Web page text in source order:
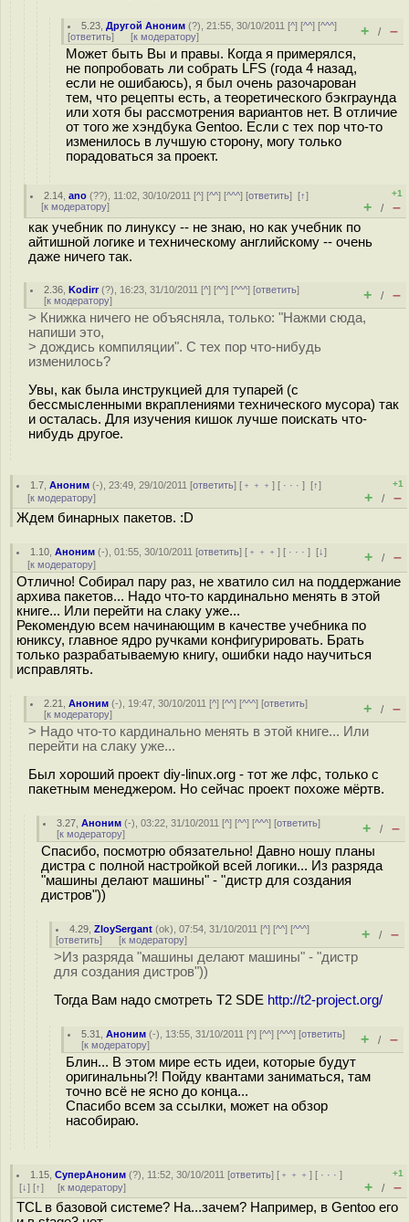
5.23 ,Другой Аноним (?), 21:55, 30/10/2011 [^] [^^] [^^^]
[ответить] [к модератору] + / –
Может быть Вы и правы. Когда я примерялся,
не попробовать ли собрать LFS (года 4 назад,
если не ошибаюсь), я был очень разочарован
тем, что рецепты есть, а теоретического бэкграунда
или хотя бы рассмотрения вариантов нет. В отличие
от того же хэндбука Gentoo. Если с тех пор что-то
изменилось в лучшую сторону, могу только
порадоваться за проект.
2.14 ,ano (??), 11:02, 30/10/2011 [^] [^^] [^^^] [ответить][↑]
[к модератору]
+1
+ / –
как учебник по линуксу -- не знаю, но как учебник по
айтишной логике и техническому английскому -- очень
даже ничего так.
2.36 ,Kodirr(?), 16:23, 31/10/2011 [^] [^^] [^^^] [ответить]
[к модератору] + / –
> Книжка ничего не объясняла, только: "Нажми сюда,
напиши это,
> дождись компиляции". С тех пор что-нибудь
изменилось?
Увы, как была инструкцией для тупарей (с
бессмысленными вкраплениями технического мусора) так
и осталась. Для изучения кишок лучше поискать что-
нибудь другое.
1.7 ,Аноним (-), 23:49, 29/10/2011 [ответить] [ ﹢﹢﹢] [ · · ·][↑]
[к модератору]
+1
+ / –
Ждем бинарных пакетов. :D
1.10 ,Аноним (-), 01:55, 30/10/2011 [ответить] [ ﹢﹢﹢] [ · · ·][↓]
[к модератору] + / –
Отлично! Собирал пару раз, не хватило сил на поддержание
архива пакетов... Надо что-то кардинально менять в этой
книге... Или перейти на слаку уже...
Рекомендую всем начинающим в качестве учебника по
юниксу, главное ядро ручками конфигурировать. Брать
только разрабатываемую книгу, ошибки надо научиться
исправлять.
2.21 ,Аноним (-), 19:47, 30/10/2011 [^] [^^] [^^^] [ответить]
[к модератору] + / –
> Надо что-то кардинально менять в этой книге... Или
перейти на слаку уже...
Был хороший проект diy-linux.org - тот же лфс, только с
пакетным менеджером. Но сейчас проект похоже мёртв.
3.27 ,Аноним (-), 03:22, 31/10/2011 [^] [^^] [^^^] [ответить]
[к модератору] + / –
Спасибо, посмотрю обязательно! Давно ношу планы
дистра с полной настройкой всей логики... Из разряда
"машины делают машины" - "дистр для создания
дистров"))
4.29 ,ZloySergant (ok), 07:54, 31/10/2011 [^] [^^] [^^^]
[ответить] [к модератору] + / –
>Из разряда "машины делают машины" - "дистр
для создания дистров"))
Тогда Вам надо смотреть T2 SDE http://t2-project.org/
5.31 ,Аноним (-), 13:55, 31/10/2011 [^] [^^] [^^^] [ответить]
[к модератору] + / –
Блин... В этом мире есть идеи, которые будут
оригинальны?! Пойду квантами заниматься, там
точно всё не ясно до конца...
Спасибо всем за ссылки, может на обзор
насобираю.
1.15 ,СуперАноним (?), 11:52, 30/10/2011 [ответить] [ ﹢﹢﹢] [ · · ·]
[↓] [↑] [к модератору]
+1
+ / –
TCL в базовой системе? На...зачем? Например, в Gentoo его